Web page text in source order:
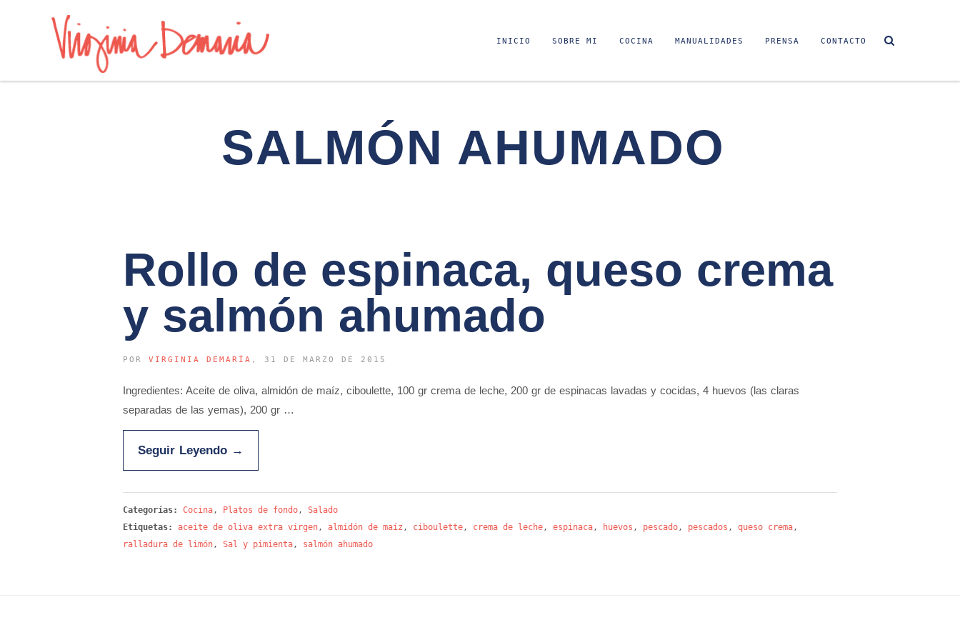
INICIO SOBRE MI COCINA MANUALIDADES PRENSA CONTACTO
SALMÓN AHUMADO
Rollo de espinaca, queso crema
y salmón ahumado
POR VIRGINIA DEMARÍA , 31 DE MARZO DE 2015
Ingredientes: Aceite de oliva, almidón de maíz, ciboulette, 100 gr crema de leche, 200 gr de espinacas lavadas y cocidas, 4 huevos (las claras
separadas de las yemas), 200 gr …
Seguir Leyendo →
Categorías: Cocina, Platos de fondo, Salado
Etiquetas:
aceite de oliva extra virgen, almidón de maíz , ciboulette, crema de leche, espinaca, huevos , pescado, pescados , queso crema,
ralladura de limón, Sal y pimienta, salmón ahumado